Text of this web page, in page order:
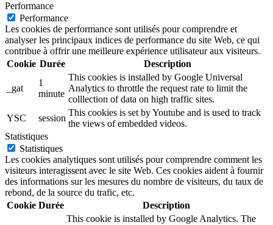
Performance
Performance
Les cookies de performance sont utilisés pour comprendre et
analyser les principaux indices de performance du site Web, ce qui
contribue à offrir une meilleure expérience utilisateur aux visiteurs.
Cookie Durée Description
_gat
1
minute
This cookies is installed by Google Universal
Analytics to throttle the request rate to limit the
colllection of data on high traffic sites.
YSC
session
This cookies is set by Youtube and is used to track
the views of embedded videos.
Statistiques
Statistiques
Les cookies analytiques sont utilisés pour comprendre comment les
visiteurs interagissent avec le site Web. Ces cookies aident à fournir
des informations sur les mesures du nombre de visiteurs, du taux de
rebond, de la source du trafic, etc.
Cookie Durée Description
This cookie is installed by Google Analytics. The